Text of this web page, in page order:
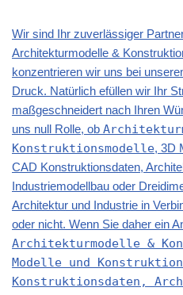
Wir sind Ihr zuverlässiger
Architekturmodelle &
konzentrieren wir uns bei
Druck. Natürlich efüllen wir Ihr
maßgeschneidert nach Ihren
uns null Rolle, ob
Konstruktionsmodelle, 3D
CAD Konstruktionsdaten,
Industriemodellbau oder
Architektur und Industrie in
oder nicht. Wenn Sie daher ein
Architekturmodelle &
Modelle und
Konstruktionsdaten,